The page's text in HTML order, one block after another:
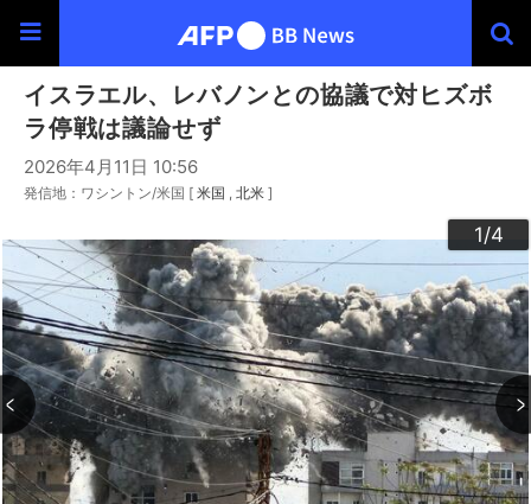
イスラエル、レバノンとの協議で対ヒズボ
ラ停戦は議論せず
2026年4月11日 10:56
発信地：ワシントン/米国 [ 米国 北米 ]
1/4
2/4
3/4
4/4